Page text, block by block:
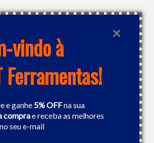
vindo à
Ferramentas!
e ganhe5% OFFna sua
comprae receba as melhores
seu e-mail